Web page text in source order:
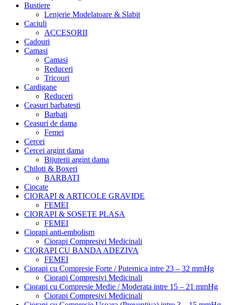
Bustiere
Lenjerie Modelatoare & Slabit
Caciuli
ACCESORII
Cadouri
Camasi
Camasi
Reduceri
Tricouri
Cardigane
Reduceri
Ceasuri barbatesti
Barbati
Ceasuri de dama
Femei
Cercei
Cercei argint dama
Bijuterii argint dama
Chiloti & Boxeri
BARBATI
Ciocate
CIORAPI & ARTICOLE GRAVIDE
FEMEI
CIORAPI & SOSETE PLASA
FEMEI
Ciorapi anti-embolism
Ciorapi Compresivi Medicinali
CIORAPI CU BANDA ADEZIVA
FEMEI
Ciorapi cu Compresie Forte / Puternica intre 23 – 32 mmHg
Ciorapi Compresivi Medicinali
Ciorapi cu Compresie Medie / Moderata intre 15 – 21 mmHg
Ciorapi Compresivi Medicinali